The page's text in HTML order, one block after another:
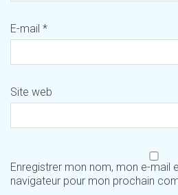
E-mail *
Site web
Enregistrer mon nom, mon e-mail
navigateur pour mon prochain